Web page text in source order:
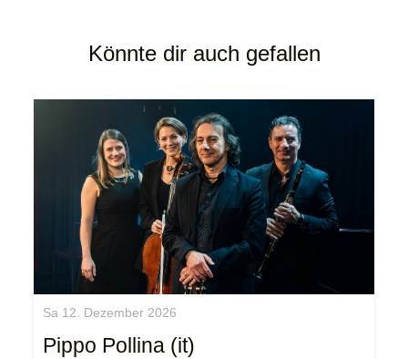
Könnte dir auch gefallen
Sa 12. Dezember 2026
Pippo Pollina (it)